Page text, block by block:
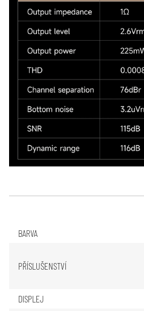
BARVA
PŘÍSLUŠENSTVÍ
DISPLEJ